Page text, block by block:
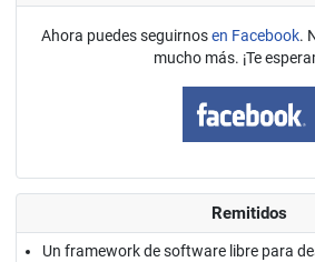
Ahora puedes seguirnosen Facebook.
mucho más. ¡Te
Remitidos
Un framework de software libre para